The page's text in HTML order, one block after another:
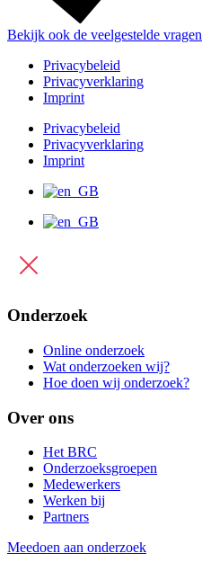
Bekijk ook de veelgestelde vragen
Privacybeleid
Privacyverklaring
Imprint
Privacybeleid
Privacyverklaring
Imprint
Onderzoek
Online onderzoek
Wat onderzoeken wij?
Hoe doen wij onderzoek?
Over ons
Het BRC
Onderzoeksgroepen
Medewerkers
Werken bij
Partners
Meedoen aan onderzoek